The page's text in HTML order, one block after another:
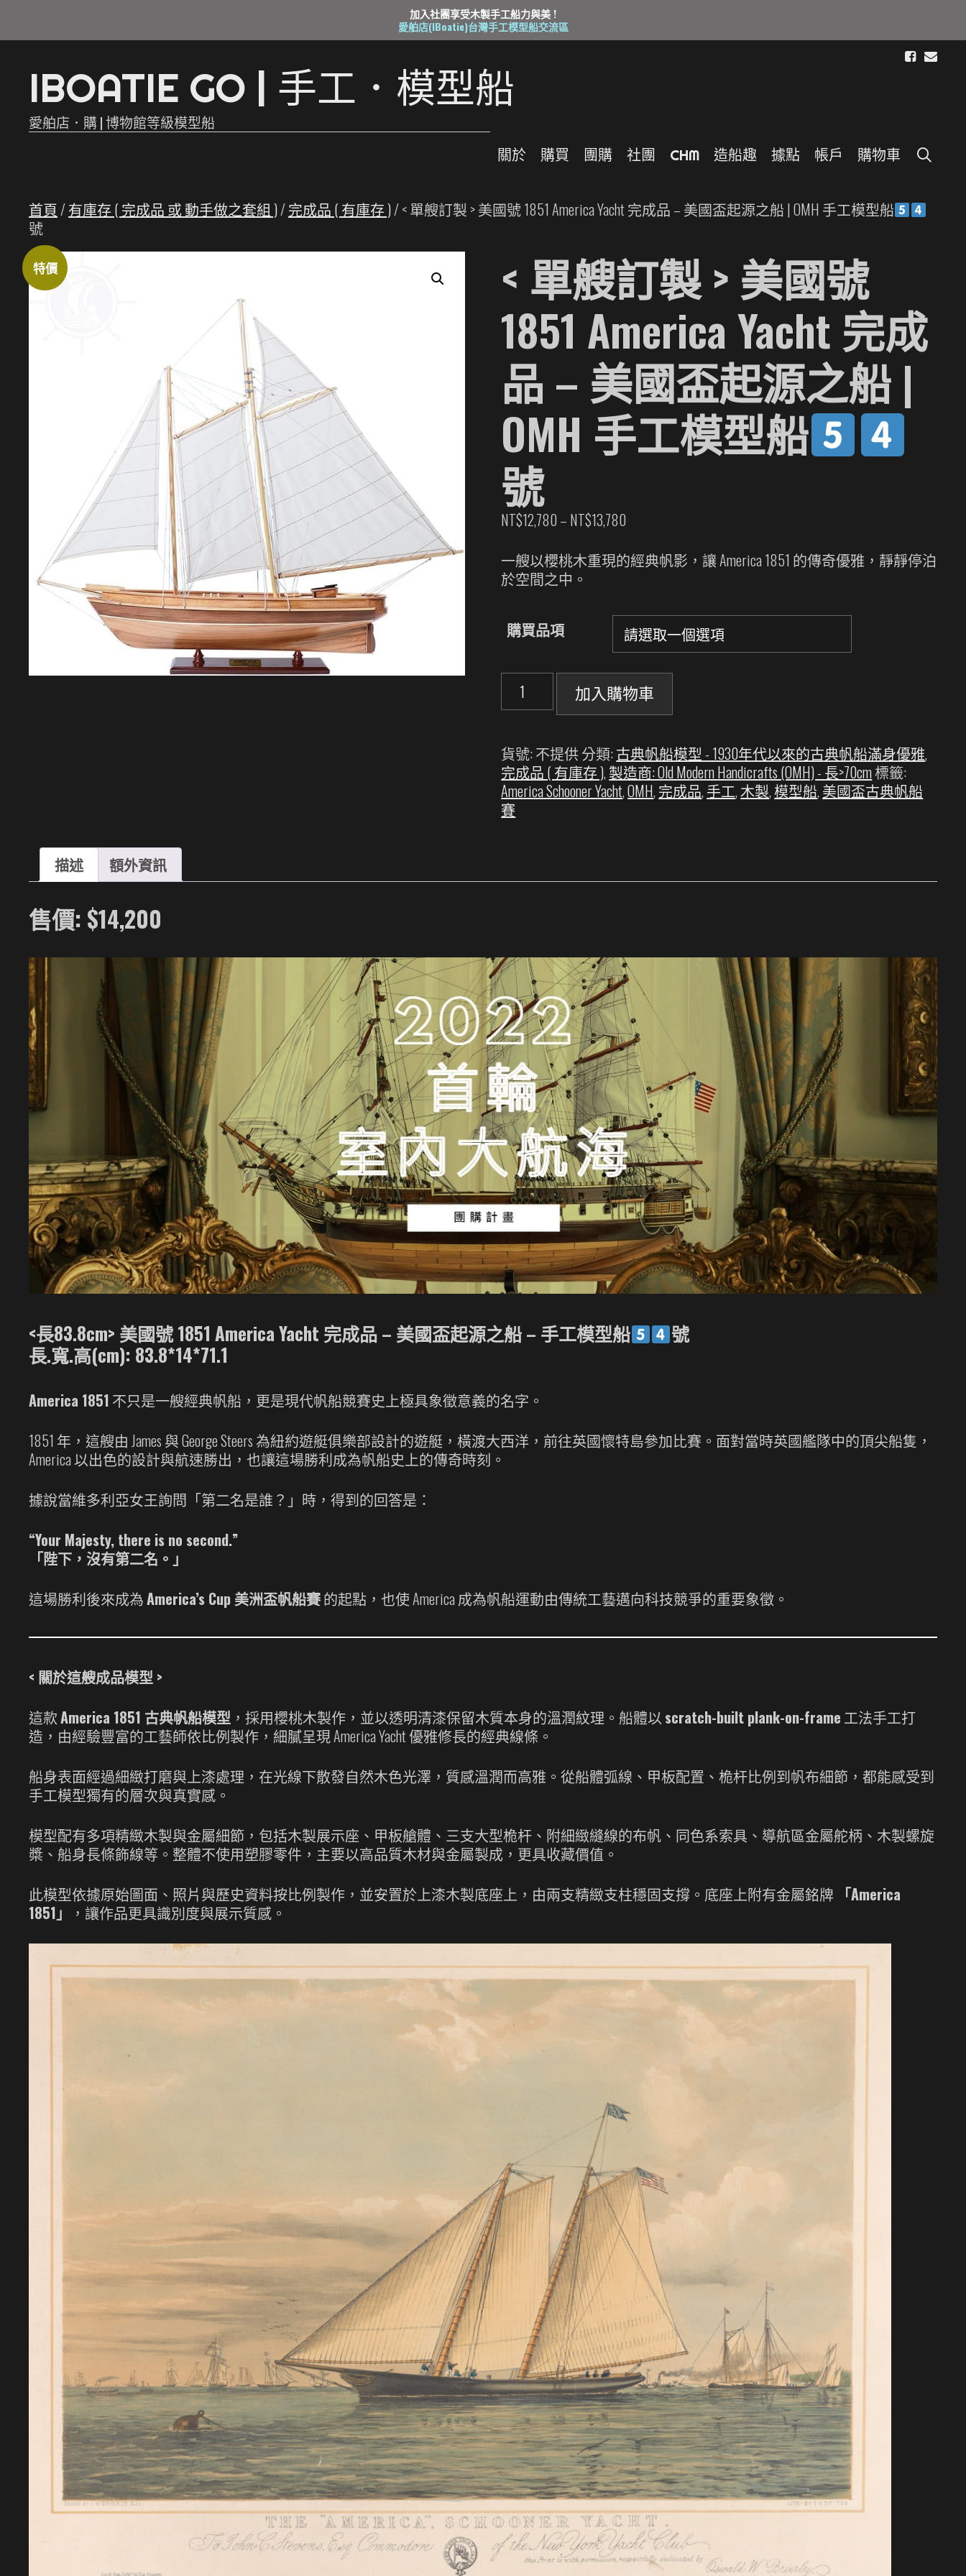
加入社團享受木製手工船力與美 !
愛舶店(IBoatie)台灣手工模型船交流區
IBOATIE GO 手工 ． 模型船
愛舶店．購 | 博物館等級模型船
關於 購買 團購 社團 CHM 造船趣 據點 帳戶 購物車
首頁/有庫存 ( 完成品 或 動手做之套組 )/完成品 ( 有庫存 )/ < 單艘訂製 > 美國號 1851 America Yacht 完成品 – 美國盃起源之船 | OMH 手工模型船
號
特價
< 單艘訂製 > 美國號
1851 America Yacht 完成
品 – 美國盃起源之船 |
OMH 手工模型船
號
NT$12,780– NT$13,780價
範
圍：
到
NT$13,780
一艘以櫻桃木重現的經典帆影，讓 America 1851 的傳奇優雅，靜靜停泊
於空間之中。
購買品項
製
>
美
國
Yacht
-
美
國
盃
起
源
之
船
|
OMH
手
工
模
型
船
號
數
加入購物車
貨號:不提供分類:古典帆船模型 - 1930年代以來的古典帆船滿身優雅,
完成品 ( 有庫存 ),製造商: Old Modern Handicrafts (OMH) - 長>70cm標籤:
America Schooner Yacht,OMH,完成品,手工,木製,模型船,美國盃古典帆船
賽
描述 額外資訊
售價: $14,200
<長83.8cm> 美國號 1851 America Yacht 完成品 – 美國盃起源之船 – 手工模型船
號
長.寬.高(cm): 83.8*14*71.1
America 1851 不只是一艘經典帆船，更是現代帆船競賽史上極具象徵意義的名字。
1851 年，這艘由 James 與 George Steers 為紐約遊艇俱樂部設計的遊艇，橫渡大西洋，前往英國懷特島參加比賽。面對當時英國艦隊中的頂尖船隻，
America 以出色的設計與航速勝出，也讓這場勝利成為帆船史上的傳奇時刻。
據說當維多利亞女王詢問「第二名是誰？」時，得到的回答是：
“Your Majesty, there is no second.”
「陛下，沒有第二名。」
這場勝利後來成為America’s Cup 美洲盃帆船賽的起點，也使 America 成為帆船運動由傳統工藝邁向科技競爭的重要象徵。
< 關於這艘成品模型 >
這款America 1851 古典帆船模型 ，採用櫻桃木製作，並以透明清漆保留木質本身的溫潤紋理。船體以 scratch-built plank-on-frame 工法手工打
造，由經驗豐富的工藝師依比例製作，細膩呈現 America Yacht 優雅修長的經典線條。
船身表面經過細緻打磨與上漆處理，在光線下散發自然木色光澤，質感溫潤而高雅。從船體弧線、甲板配置、桅杆比例到帆布細節，都能感受到
手工模型獨有的層次與真實感。
模型配有多項精緻木製與金屬細節，包括木製展示座、甲板艙體、三支大型桅杆、附細緻縫線的布帆、同色系索具、導航區金屬舵柄、木製螺旋
槳、船身長條飾線等。整體不使用塑膠零件，主要以高品質木材與金屬製成，更具收藏價值。
此模型依據原始圖面、照片與歷史資料按比例製作，並安置於上漆木製底座上，由兩支精緻支柱穩固支撐。底座上附有金屬銘牌 「America
1851」
，讓作品更具識別度與展示質感。